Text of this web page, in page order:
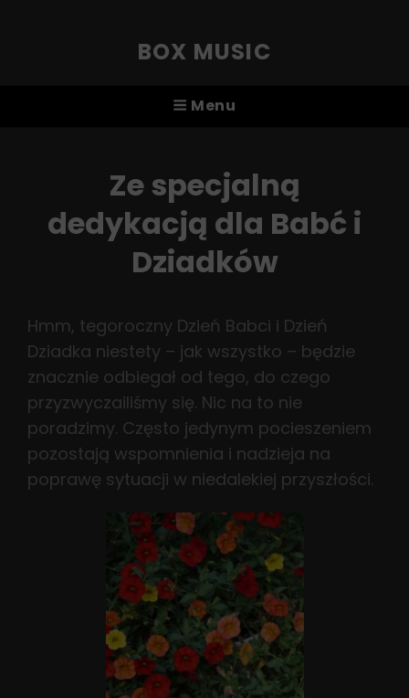
BOX MUSIC
Menu
Ze specjalną
dedykacją dla Babć i
Dziadków
Hmm, tegoroczny Dzień Babci i Dzień
Dziadka niestety – jak wszystko – będzie
znacznie odbiegał od tego, do czego
przyzwyczailiśmy się. Nic na to nie
poradzimy. Często jedynym pocieszeniem
pozostają wspomnienia i nadzieja na
poprawę sytuacji w niedalekiej przyszłości.